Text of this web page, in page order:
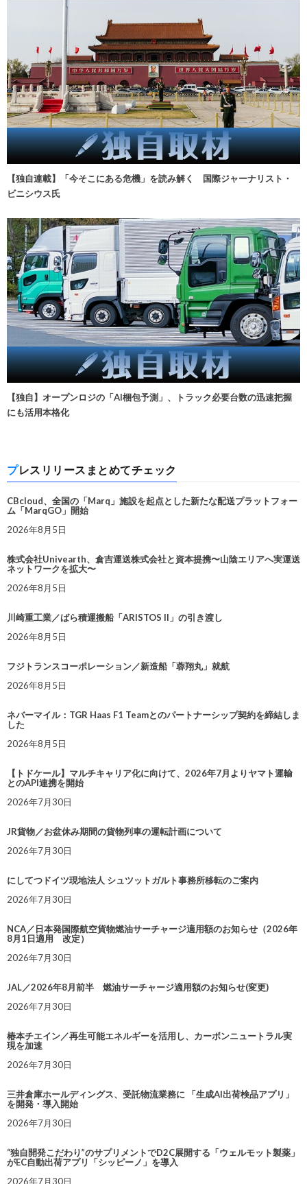
【独自連載】「今そこにある危機」を読み解く 国際ジャーナリスト・
ビニシウス氏
【独自】オープンロジの「AI梱包予測」、トラック必要台数の迅速把握
にも活用本格化
プレスリリースまとめてチェック
CBcloud、全国の「Marq」施設を起点とした新たな配送プラットフォー
ム「MarqGO」開始
2026年8月5日
株式会社Univearth、倉吉運送株式会社と資本提携〜山陰エリアへ実運送
ネットワークを拡大〜
2026年8月5日
川崎重工業／ばら積運搬船「ARISTOS II」の引き渡し
2026年8月5日
フジトランスコーポレーション／新造船「蓉翔丸」就航
2026年8月5日
ネバーマイル：TGR Haas F1 Teamとのパートナーシップ契約を締結しま
した
2026年8月5日
【トドケール】マルチキャリア化に向けて、2026年7月よりヤマト運輸
とのAPI連携を開始
2026年7月30日
JR貨物／お盆休み期間の貨物列車の運転計画について
2026年7月30日
にしてつドイツ現地法人 シュツットガルト事務所移転のご案内
2026年7月30日
NCA／日本発国際航空貨物燃油サーチャージ適用額のお知らせ（2026年
8月1日適用 改定）
2026年7月30日
JAL／2026年8月前半 燃油サーチャージ適用額のお知らせ(変更)
2026年7月30日
椿本チエイン／再生可能エネルギーを活用し、カーボンニュートラル実
現を加速
2026年7月30日
三井倉庫ホールディングス、受託物流業務に 「生成AI出荷検品アプリ」
を開発・導入開始
2026年7月30日
“独自開発こだわり”のサプリメントでD2C展開する「ウェルモット製薬」
がEC自動出荷アプリ「シッピーノ」を導入
2026年7月30日